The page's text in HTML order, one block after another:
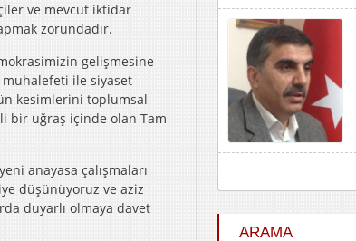
ve mevcut iktidar
zorundadır.
gelişmesine
muhalefeti ile siyaset
kesimlerini toplumsal
bir uğraş içinde olan Tam
anayasa çalışmaları
düşünüyoruz ve aziz
duyarlı olmaya davet
ARAMA